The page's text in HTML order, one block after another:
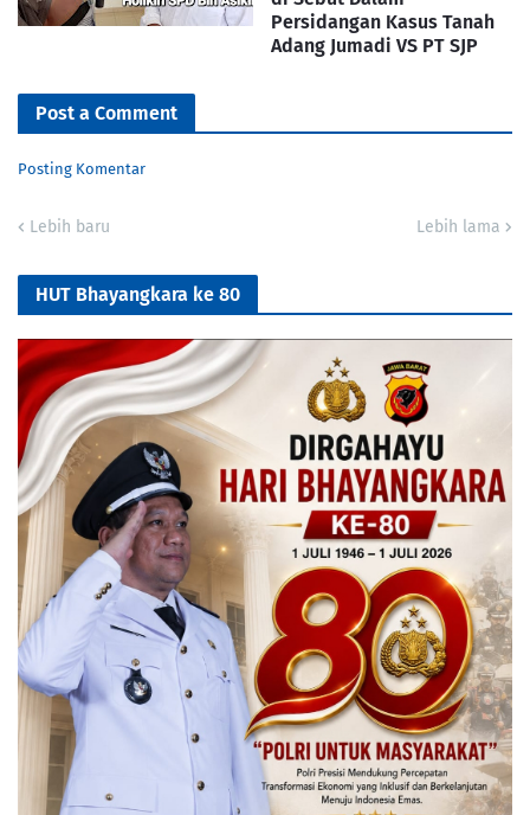
Persidangan Kasus Tanah
Adang Jumadi VS PT SJP
Post a Comment
Posting Komentar
Lebih baru Lebih lama
HUT Bhayangkara ke 80